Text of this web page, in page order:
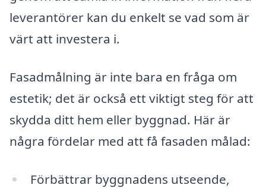
leverantörer kan du enkelt se vad som är
värt att investera i.
Fasadmålning är inte bara en fråga om
estetik; det är också ett viktigt steg för att
skydda ditt hem eller byggnad. Här är
några fördelar med att få fasaden målad:
Förbättrar byggnadens utseende,